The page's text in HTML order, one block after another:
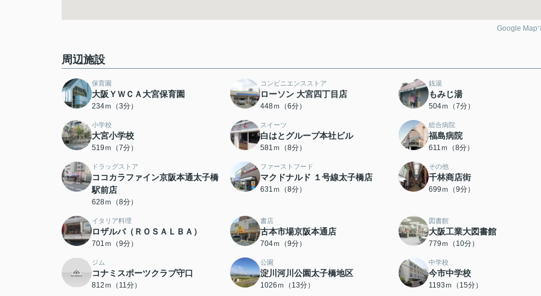
Google Map
周辺施設
保育園
大阪ＹＷＣＡ大宮保育園
234ｍ（3分）
コンビニエンスストア
ローソン 大宮四丁目店
448ｍ（6分）
銭湯
もみじ湯
504ｍ（7分）
小学校
大宮小学校
519ｍ（7分）
スイーツ
白はとグループ本社ビル
581ｍ（8分）
総合病院
福島病院
611ｍ（8分）
ドラッグストア
ココカラファイン京阪本通太子橋
駅前店
628ｍ（8分）
ファーストフード
マクドナルド １号線太子橋店
631ｍ（8分）
その他
千林商店街
699ｍ（9分）
イタリア料理
ロザルバ（ＲＯＳＡＬＢＡ）
701ｍ（9分）
書店
古本市場京阪本通店
704ｍ（9分）
図書館
大阪工業大図書館
779ｍ（10分）
ジム
コナミスポーツクラブ守口
812ｍ（11分）
公園
淀川河川公園太子橋地区
1026ｍ（13分）
中学校
今市中学校
1193ｍ（15分）